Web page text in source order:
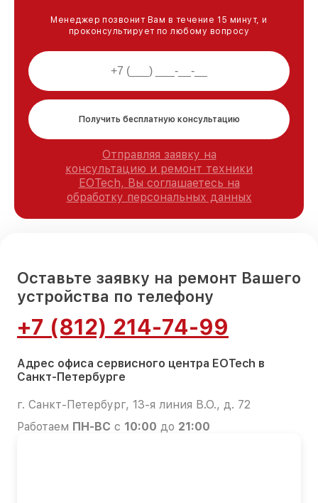
Менеджер позвонит Вам в течение 15 минут, и
проконсультирует по любому вопросу
Получить бесплатную консультацию
Отправляя заявку на
консультацию и ремонт техники
EOTech, Вы соглашаетесь на
обработку персональных данных
Оставьте заявку на ремонт Вашего
устройства по телефону
+7 (812) 214-74-99
Адрес офиса сервисного центра EOTech в
Санкт-Петербурге
г. Санкт-Петербург, 13-я линия В.О., д. 72
Работаем ПН-ВС с 10:00 до 21:00